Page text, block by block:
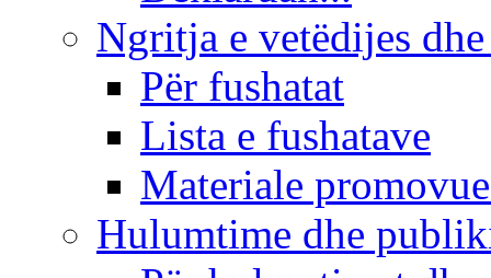
Ngritja e vetëdijes
Për fushatat
Lista e fushatave
Materiale
Hulumtime dhe